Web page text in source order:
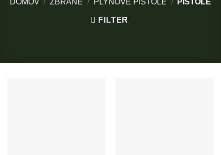
DOMOV / ZBRANE / PLYNOVÉ PIŠTOLE / PIŠTOLE
FILTER